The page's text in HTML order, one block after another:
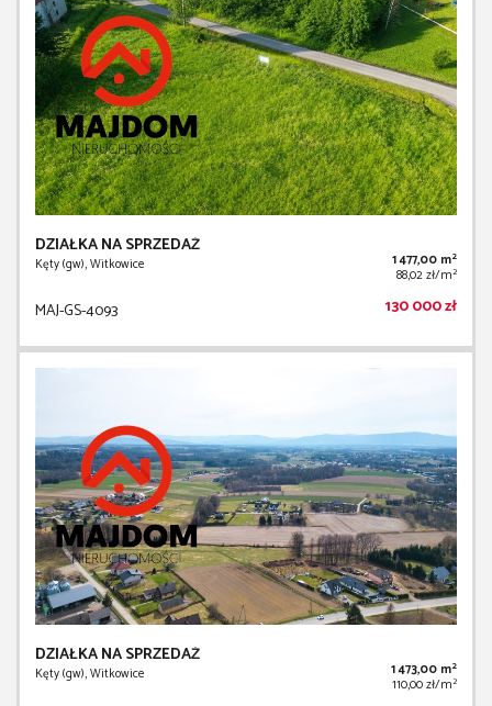
DZIAŁKA NA SPRZEDAŻ
Kęty (gw), Witkowice 1 477,00 m2
88,02 zł/m2
MAJ-GS-4093 130 000 zł
DZIAŁKA NA SPRZEDAŻ
Kęty (gw), Witkowice 1 473,00 m2
110,00 zł/m2